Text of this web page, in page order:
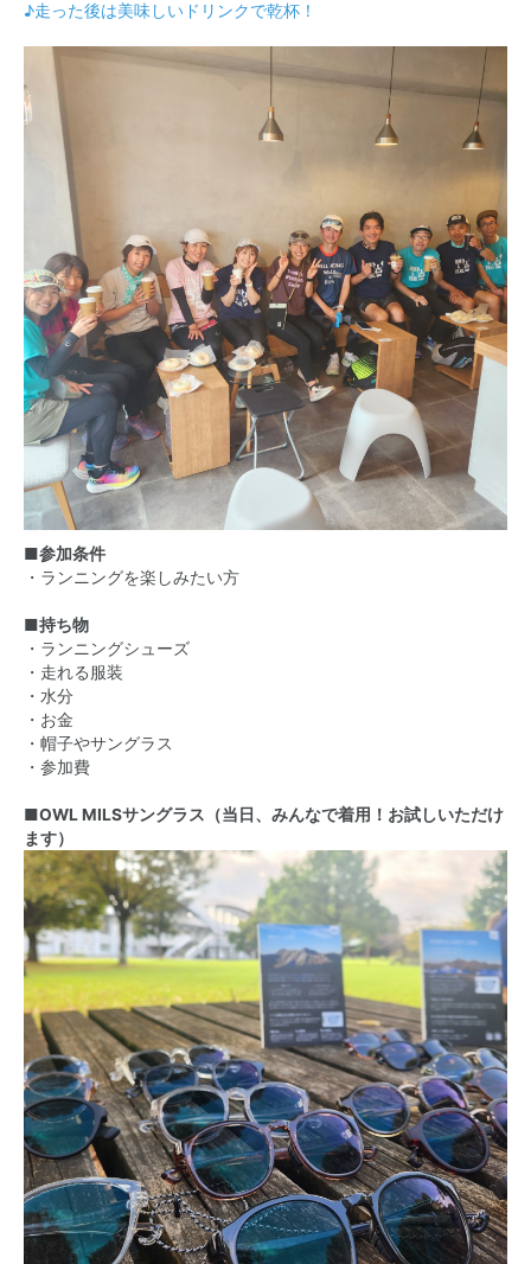
♪走った後は美味しいドリンクで乾杯！
■参加条件
・ランニングを楽しみたい方
■持ち物
・ランニングシューズ
・走れる服装
・水分
・お金
・帽子やサングラス
・参加費
■OWL MILSサングラス（当日、みんなで着用！お試しいただけ
ます）